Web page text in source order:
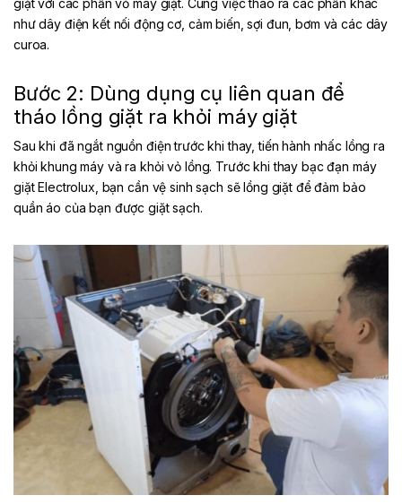
giặt với các phần vỏ máy giặt. Cùng việc tháo ra các phần khác
như dây điện kết nối động cơ, cảm biến, sợi đun, bơm và các dây
curoa.
Bước 2: Dùng dụng cụ liên quan để
tháo lồng giặt ra khỏi máy giặt
Sau khi đã ngắt nguồn điện trước khi thay, tiến hành nhấc lồng ra
khỏi khung máy và ra khỏi vỏ lồng. Trước khi thay bạc đạn máy
giặt Electrolux, bạn cần vệ sinh sạch sẽ lồng giặt để đảm bảo
quần áo của bạn được giặt sạch.